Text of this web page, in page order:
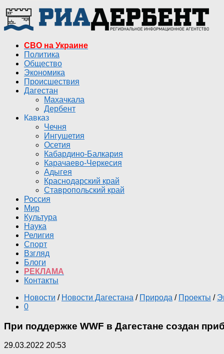
СВО на Украине
Политика
Общество
Экономика
Происшествия
Дагестан
Махачкала
Дербент
Кавказ
Чечня
Ингушетия
Осетия
Кабардино-Балкария
Карачаево-Черкесия
Адыгея
Краснодарский край
Ставропольский край
Россия
Мир
Культура
Наука
Религия
Спорт
Взгляд
Блоги
РЕКЛАМА
Контакты
Новости / Новости Дагестана / Природа / Проекты /
0
При поддержке WWF в Дагестане создан
29.03.2022 20:53